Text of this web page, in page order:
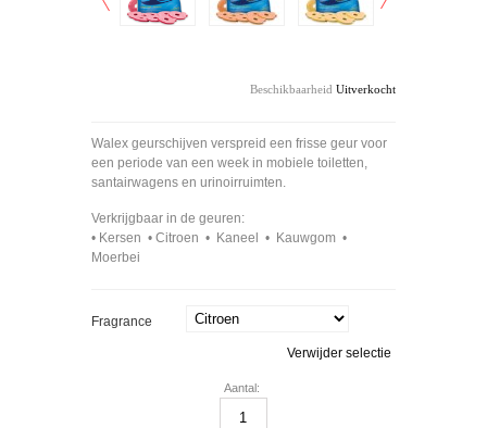
Beschikbaarheid Uitverkocht
Walex geurschijven verspreid een frisse geur voor
een periode van een week in mobiele toiletten,
santairwagens en urinoirruimten
Verkrijgbaar in de geuren:
• Kersen • Citroen • Kaneel • Kauwgom •
Moerbei
Fragrance
Verwijder selectie
Aantal: